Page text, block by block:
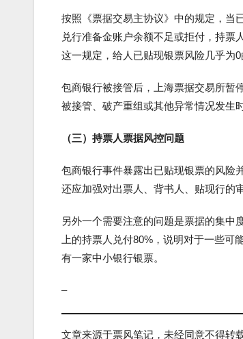
按照《票据交易主协议》中的规定，当
兑行准备金账户余额不足或拒付，持票
这一规定，给人已贴现银票风险几乎为
包商银行被接管后，上海票据交易所暂
被接管、破产重组或其他异常情况发生
（三）持票人票据风控问题
包商银行事件暴露出已贴现银票的风险
还应加强对出票人、背书人、贴现行的
另外一个需要注意的问题是票据的集中
上的持票人兑付80%，说明对于一些可
有一家中小银行银票。
–
文章来源于票风笔记，未经同意不得转